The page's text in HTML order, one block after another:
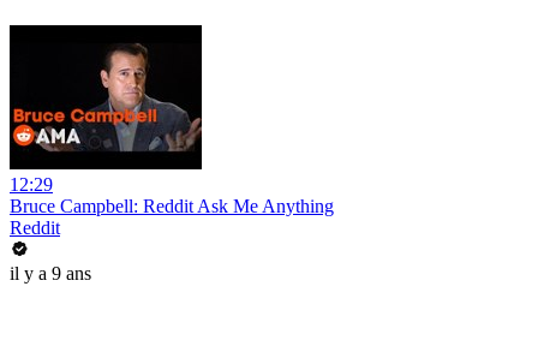
12:29
Bruce Campbell: Reddit Ask Me Anything
Reddit
il y a 9 ans